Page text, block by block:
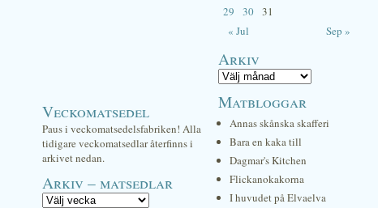
Veckomatsedel
Paus i veckomatsedelsfabriken! Alla
tidigare veckomatsedlar återfinns i
arkivet nedan.
Arkiv – matsedlar
« Jul Sep »
29
30 31
Arkiv
Matbloggar
Annas skånska skafferi
Bara en kaka till
Dagmar's Kitchen
Flickanokakorna
I huvudet på Elvaelva